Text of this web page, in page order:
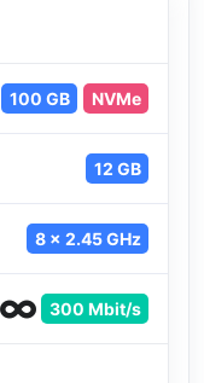
100 GB NVMe
12 GB
8 x 2.45 GHz
300 Mbit/s